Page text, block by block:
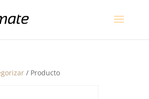
/ Producto